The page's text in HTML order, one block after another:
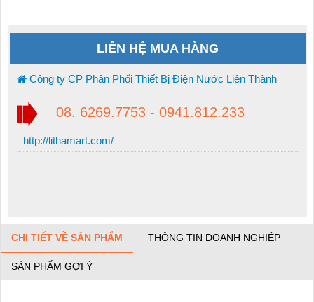
LIÊN HỆ MUA HÀNG
Công ty CP Phân Phối Thiết Bị Điện Nước Liên Thành
08. 6269.7753 - 0941.812.233
http://lithamart.com/
CHI TIẾT VỀ SẢN PHẨM THÔNG TIN DOANH NGHIỆP
SẢN PHẨM GỢI Ý